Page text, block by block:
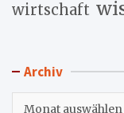
wirtschaft
Archiv